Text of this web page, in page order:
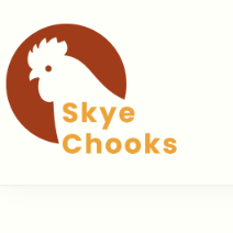
innehåll